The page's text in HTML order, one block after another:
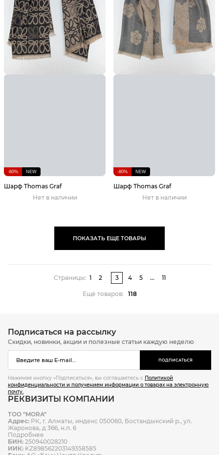
-80% NEW
Шарф Thomas Graf
Нет в наличии
-80% NEW
Шарф Thomas Graf
Нет в наличии
ПОКАЗАТЬ ЕЩЕ ТОВАРЫ
Страницы: 1 2 3 4 5 ... 11
Ещё товаров: 118
Подписаться на рассылку
Скидки, новинки, акции и полезные статьи каждую неделю
ПОДПИСАТЬСЯ
Нажимая кнопку «Подписаться», вы соглашаетесь с Политикой
конфиденциальности и получением информации о товарах на электронную
почту.
РЕКВИЗИТЫ КОМПАНИИ
ТОО "MORA"
Адрес: РК, г. Алматы, индекс 050060, Бостандыкский р., ул.
Жарокова, д 366, н.п. 6
Подробнее
БИН: 250940028210
ИИК: KZ898562203149358585